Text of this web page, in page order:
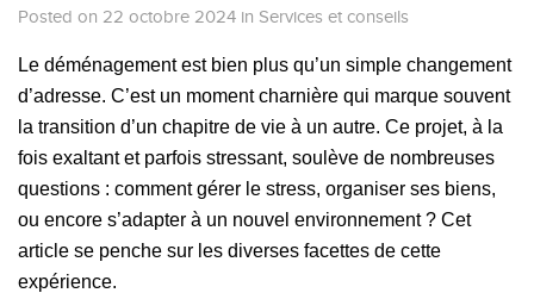
Posted on 22 octobre 2024 in Services et conseils
Le déménagement est bien plus qu’un simple changement
d’adresse. C’est un moment charnière qui marque souvent
la transition d’un chapitre de vie à un autre. Ce projet, à la
fois exaltant et parfois stressant, soulève de nombreuses
questions : comment gérer le stress, organiser ses biens,
ou encore s’adapter à un nouvel environnement ? Cet
article se penche sur les diverses facettes de cette
expérience.